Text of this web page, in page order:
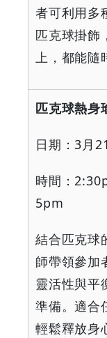
者可利用多
匹克球掛飾
上，都能隨
匹克球熱身
日期：3月21
時間：
5pm
結合匹克球
師帶領參加
靈活性與平
準備。適合
輕鬆釋放身